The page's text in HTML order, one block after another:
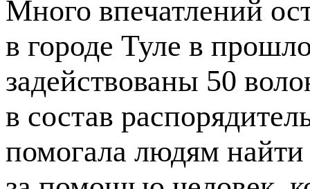
Много впечатлений
в городе Туле в
задействованы 50
в состав
помогала людям найти